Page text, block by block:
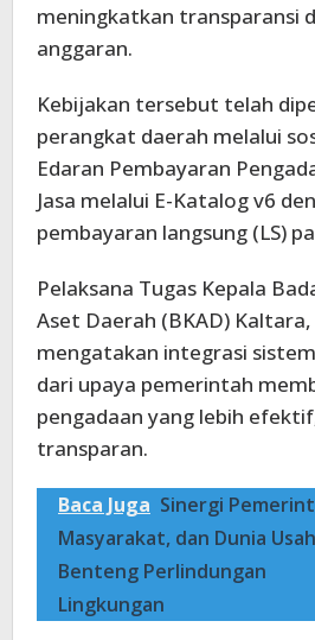
meningkatkan transparansi
anggaran.
Kebijakan tersebut telah
perangkat daerah melalui
Edaran Pembayaran
Jasa melalui E-Katalog v6
pembayaran langsung (LS)
Pelaksana Tugas Kepala
Aset Daerah (BKAD)
mengatakan integrasi
dari upaya pemerintah
pengadaan yang lebih
transparan.
Baca Juga Sinergi
Masyarakat, dan Dunia
Benteng Perlindungan
Lingkungan